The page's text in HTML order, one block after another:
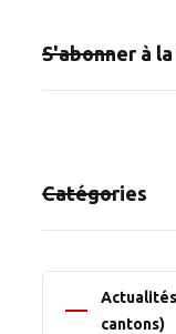
S'abonner à
Catégories
cantons)